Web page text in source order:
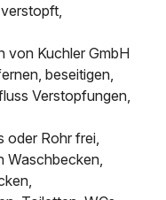
von Kuchler GmbH
beseitigen,
Verstopfungen,
oder Rohr frei,
Waschbecken,